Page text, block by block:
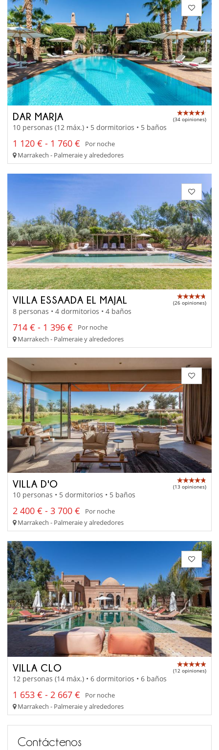
DAR MARJA (34 opiniones)
10 personas (12 máx.) • 5 dormitorios • 5 baños
1 120 € - 1 760 €
Por noche
Marrakech - Palmeraie y alrededores
VILLA ESSAADA EL MAJAL (26 opiniones)
8 personas • 4 dormitorios • 4 baños
714 € - 1 396 €
Por noche
Marrakech - Palmeraie y alrededores
VILLA D'O (13 opiniones)
10 personas • 5 dormitorios • 5 baños
2 400 € - 3 700 €
Por noche
Marrakech - Palmeraie y alrededores
VILLA CLO (12 opiniones)
12 personas (14 máx.) • 6 dormitorios • 6 baños
1 653 € - 2 667 €
Por noche
Marrakech - Palmeraie y alrededores
Contáctenos